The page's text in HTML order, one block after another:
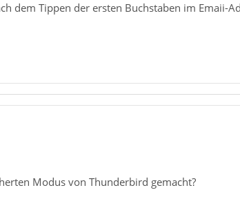
dem Tippen der ersten Buchstaben im Emaii-
Modus von Thunderbird gemacht?